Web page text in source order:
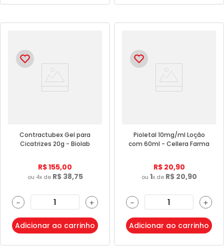
Contractubex Gel para
Cicatrizes 20g - Biolab
R$155,00
ou 4x de R$ 38,75
＋
－
Adicionar ao carrinho
Pioletal 10mg/ml Loção
com 60ml - Cellera Farma
R$ 20,90
ou 1x de R$ 20,90
＋
－
Adicionar ao carrinho